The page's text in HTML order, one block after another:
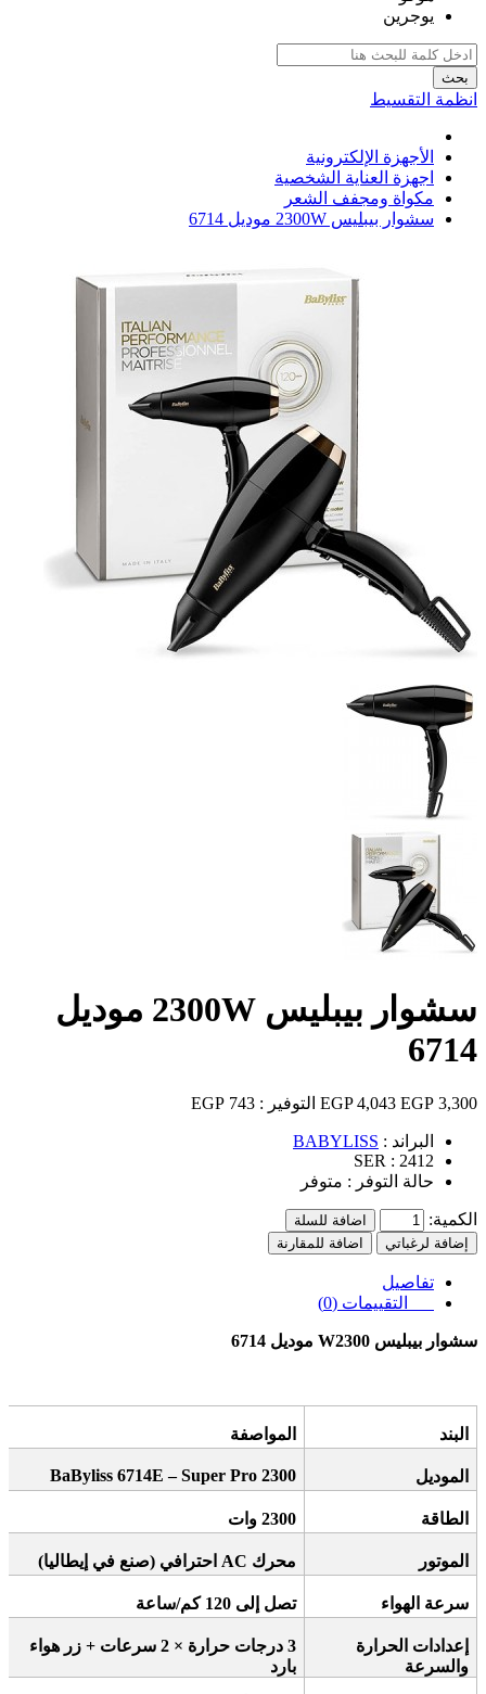
يوجرين
بحث
انظمة التقسيط
الأجهزة الإلكترونية
اجهزة العناية الشخصية
مكواة ومجفف الشعر
سشوار بيبليس 2300W موديل 6714
سشوار بيبليس 2300W موديل
6714
3,300 EGP
4,043 EGP التوفير : 743 EGP
البراند : BABYLISS
SER : 2412
حالة التوفر : متوفر
الكمية:
اضافة للسلة
إضافة لرغباتي
اضافة للمقارنة
تفاصيل
التقييمات (0)
سشوار بيبليس 2300 W موديل 6714
البند المواصفة
الموديل BaByliss 6714E – Super Pro 2300
الطاقة 2300 وات
الموتور محرك احترافي (صنع في إيطاليا)
سرعة الهواء تصل إلى 120 كم/ساعة
إعدادات الحرارة
والسرعة
3
درجات حرارة × 2 سرعات + زر هواء
بارد